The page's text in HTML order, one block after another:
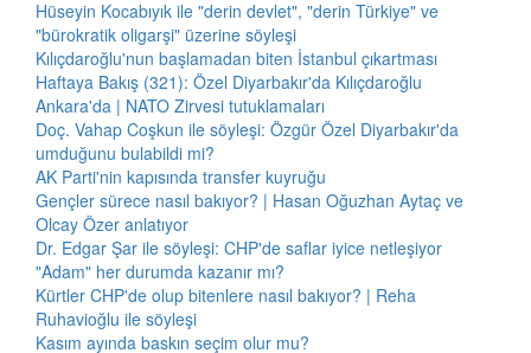
Hüseyin Kocabıyık ile "derin devlet", "derin Türkiye" ve
"bürokratik oligarşi" üzerine söyleşi
Kılıçdaroğlu'nun başlamadan biten İstanbul çıkartması
Haftaya Bakış (321): Özel Diyarbakır'da Kılıçdaroğlu
Ankara'da | NATO Zirvesi tutuklamaları
Doç. Vahap Coşkun ile söyleşi: Özgür Özel Diyarbakır'da
umduğunu bulabildi mi?
AK Parti'nin kapısında transfer kuyruğu
Gençler sürece nasıl bakıyor? | Hasan Oğuzhan Aytaç ve
Olcay Özer anlatıyor
Dr. Edgar Şar ile söyleşi: CHP'de saflar iyice netleşiyor
"Adam" her durumda kazanır mı?
Kürtler CHP'de olup bitenlere nasıl bakıyor? | Reha
Ruhavioğlu ile söyleşi
Kasım ayında baskın seçim olur mu?